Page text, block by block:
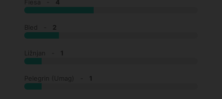
Fiesa - 4
Bled - 2
Ližnjan - 1
Pelegrin (Umag) - 1